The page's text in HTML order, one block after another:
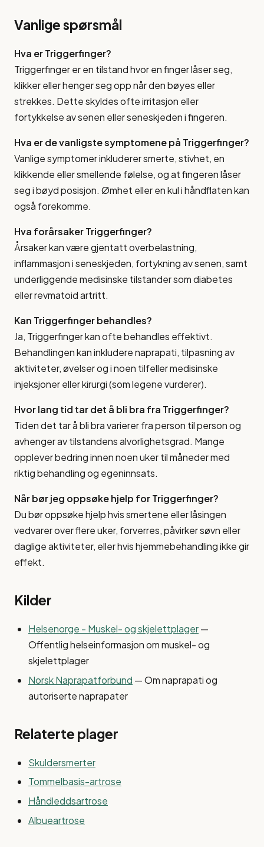
Vanlige spørsmål
Hva er Triggerfinger?
Triggerfinger er en tilstand hvor en finger låser seg,
klikker eller henger seg opp når den bøyes eller
strekkes. Dette skyldes ofte irritasjon eller
fortykkelse av senen eller seneskjeden i fingeren.
Hva er de vanligste symptomene på Triggerfinger?
Vanlige symptomer inkluderer smerte, stivhet, en
klikkende eller smellende følelse, og at fingeren låser
seg i bøyd posisjon. Ømhet eller en kul i håndflaten kan
også forekomme.
Hva forårsaker Triggerfinger?
Årsaker kan være gjentatt overbelastning,
inflammasjon i seneskjeden, fortykning av senen, samt
underliggende medisinske tilstander som diabetes
eller revmatoid artritt.
Kan Triggerfinger behandles?
Ja, Triggerfinger kan ofte behandles effektivt.
Behandlingen kan inkludere naprapati, tilpasning av
aktiviteter, øvelser og i noen tilfeller medisinske
injeksjoner eller kirurgi (som legene vurderer).
Hvor lang tid tar det å bli bra fra Triggerfinger?
Tiden det tar å bli bra varierer fra person til person og
avhenger av tilstandens alvorlighetsgrad. Mange
opplever bedring innen noen uker til måneder med
riktig behandling og egeninnsats.
Når bør jeg oppsøke hjelp for Triggerfinger?
Du bør oppsøke hjelp hvis smertene eller låsingen
vedvarer over flere uker, forverres, påvirker søvn eller
daglige aktiviteter, eller hvis hjemmebehandling ikke gir
effekt.
Kilder
Helsenorge - Muskel- og skjelettplager—
Offentlig helseinformasjon om muskel- og
skjelettplager
Norsk Naprapatforbund — Om naprapati og
autoriserte naprapater
Relaterte plager
Skuldersmerter
Tommelbasis-artrose
Håndleddsartrose
Albueartrose